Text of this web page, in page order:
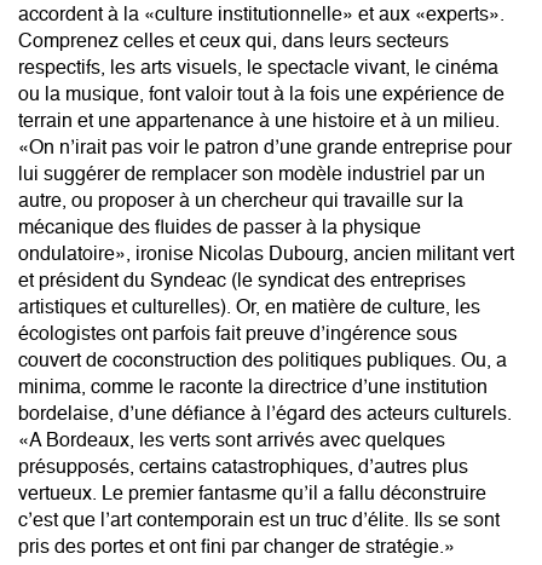
accordent à la «culture institutionnelle» et aux «experts».
Comprenez celles et ceux qui, dans leurs secteurs
respectifs, les arts visuels, le spectacle vivant, le cinéma
ou la musique, font valoir tout à la fois une expérience de
terrain et une appartenance à une histoire et à un milieu.
«On n’irait pas voir le patron d’une grande entreprise pour
lui suggérer de remplacer son modèle industriel par un
autre, ou proposer à un chercheur qui travaille sur la
mécanique des fluides de passer à la physique
ondulatoire», ironise Nicolas Dubourg, ancien militant vert
et président du Syndeac (le syndicat des entreprises
artistiques et culturelles). Or, en matière de culture, les
écologistes ont parfois fait preuve d’ingérence sous
couvert de coconstruction des politiques publiques. Ou, a
minima, comme le raconte la directrice d’une institution
bordelaise, d’une défiance à l’égard des acteurs culturels.
«A Bordeaux, les verts sont arrivés avec quelques
présupposés, certains catastrophiques, d’autres plus
vertueux. Le premier fantasme qu’il a fallu déconstruire
c’est que l’art contemporain est un truc d’élite. Ils se sont
pris des portes et ont fini par changer de stratégie.»